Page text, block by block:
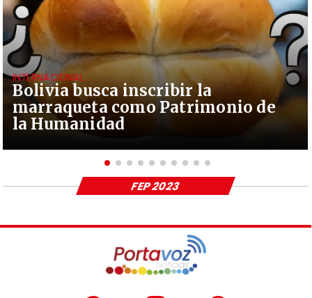
Bolivia busca inscribir la
marraqueta como Patrimonio de
la Humanidad
INTERNACIONAL
FEP 2023